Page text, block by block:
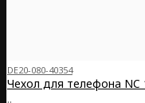
DE20-080-40354
Чехол для телефона NC
..